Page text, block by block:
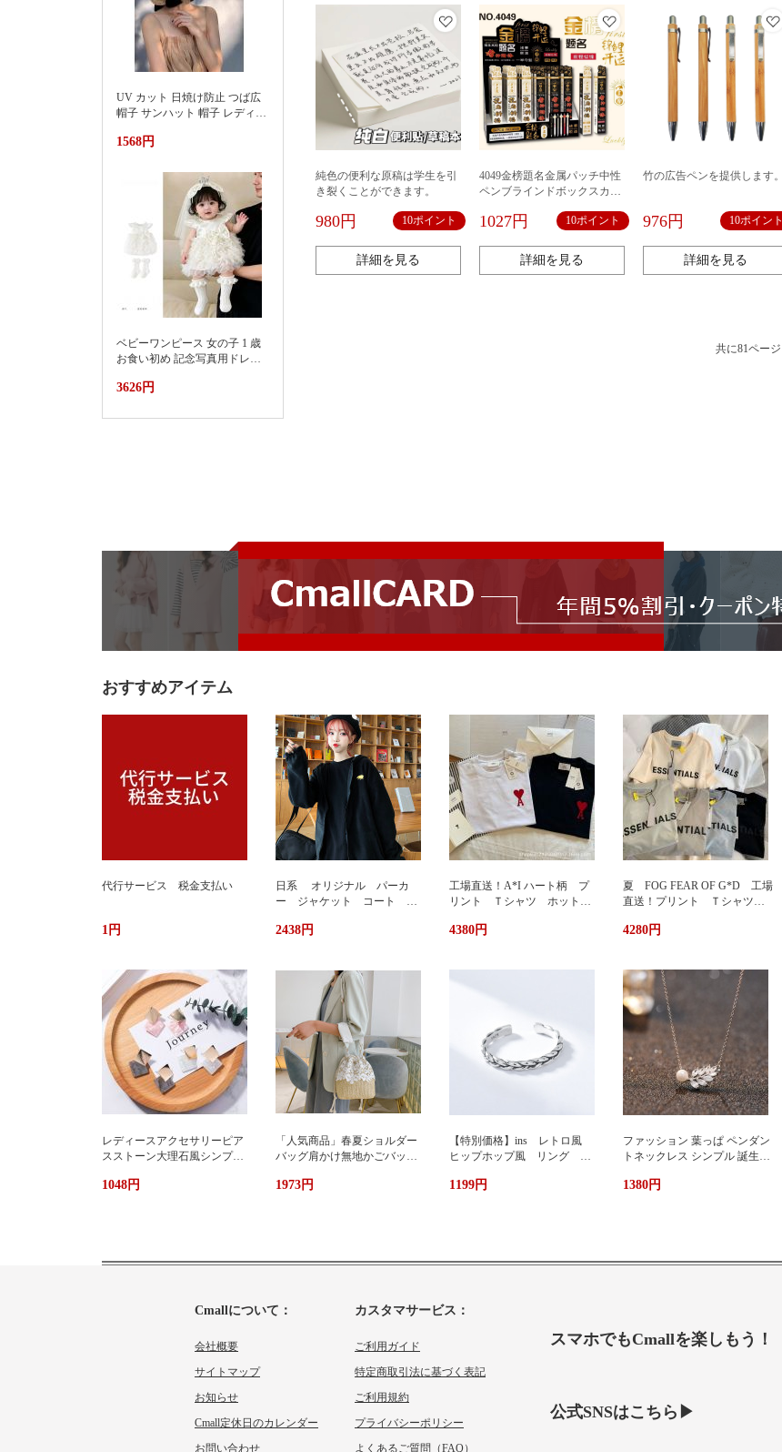
UV カット 日焼け防止 つば広
帽子 サンハット 帽子 レディー
好看防晒显脸小沙滩海边防紫
1568円
ベビーワンピース 女の子 1 歳
お食い初め 記念写真用ドレス
周礼服裙子婴儿夏装连衣裙蛋
3626円
純色の便利な原稿は学生を引
き裂くことができます。
980円 10ポイント
詳細を見る
4049金榜題名金属パッチ中性
ペンブラインドボックスカピ
ン
1027円 10ポイント
詳細を見る
竹の広告ペンを提供します。
976円 10ポイント
詳細を見る
共に81ページ
おすすめアイテム
代行サービス 税金支払い
1円
日系 オリジナル パーカ
ー ジャケット コート 暖
ス ユニセックス 男女兼用
2438円
工場直送！A*I ハート柄 プ
リント Ｔシャツ ホットプ
ニセックス おしゃれ スト
4380円
夏 FOG FEAR OF G*D 工場
直送！プリント Ｔシャツ
兼用 ユニセックス おしゃ
4280円
レディースアクセサリーピア
スストーン大理石風シンプル
1048円
「人気商品」春夏ショルダー
バッグ肩かけ無地かごバッグ
1973円
【特別価格】ins レトロ風
ヒップホップ風 リング シ
ン 個性 s 925純銀 オーダ
1199円
ファッション 葉っぱ ペンダン
トネックレス シンプル 誕生日
レディースファッション 新作
1380円
Cmallについて：
会社概要
サイトマップ
お知らせ
Cmall定休日のカレンダー
お問い合わせ
カスタマサービス：
ご利用ガイド
特定商取引法に基づく表記
ご利用規約
プライバシーポリシー
よくあるご質問（FAQ）
スマホでもCmallを楽しもう！
公式SNSはこちら▶